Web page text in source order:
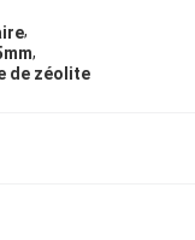
,
,
de zéolite